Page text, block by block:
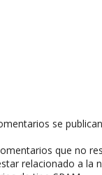
se
que no
relacionado a la